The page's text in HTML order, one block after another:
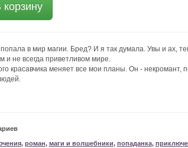
в мир магии. Бред? И я так думала. Увы и ах,
и не всегда приветливом мире.
красавчика меняет все мои планы. Он -
, роман, маги и волшебники, попаданка,